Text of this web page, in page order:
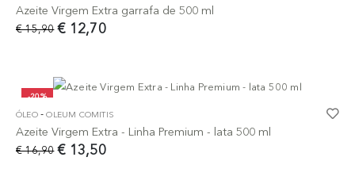
Azeite Virgem Extra garrafa de 500 ml
€ 12,70
€ 15,90
-20%
ÓLEO-OLEUM COMITIS
Azeite Virgem Extra - Linha Premium - lata 500 ml
€ 13,50
€ 16,90